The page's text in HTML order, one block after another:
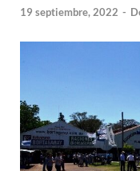
19 septiembre, 2022 -